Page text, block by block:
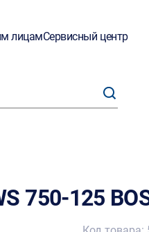
лицамСервисный центр
750-125